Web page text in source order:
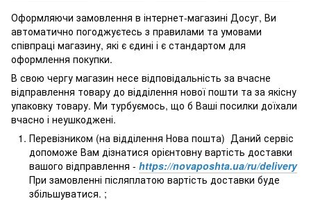
Оформляючи замовлення в інтернет-магазині Досуг, Ви
автоматично погоджуєтесь з правилами та умовами
співпраці магазину, які є єдині і є стандартом для
оформлення покупки.
В свою чергу магазин несе відповідальність за вчасне
відправлення товару до відділення нової пошти та за якісну
упаковку товару. Ми турбуємось, що б Ваші посилки доїхали
вчасно і неушкоджені.
Перевізником (на відділення Нова пошта) Даний сервіс
допоможе Вам дізнатися орієнтовну вартість доставки
вашого відправлення - https://novaposhta.ua/ru/delivery
При замовленні післяплатою вартість доставки буде
збільшуватися. ;